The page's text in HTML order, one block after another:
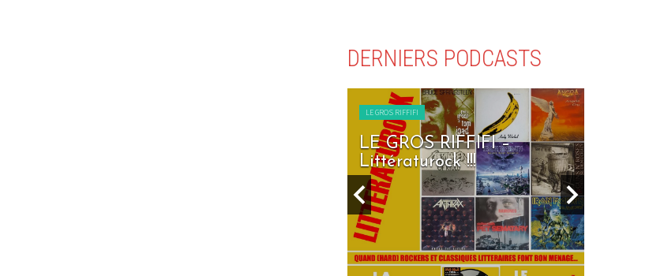
DERNIERS PODCASTS
LE GROS RIFFIFI
LE GROS RIFFIFI – Seven
Days To Rock !!!